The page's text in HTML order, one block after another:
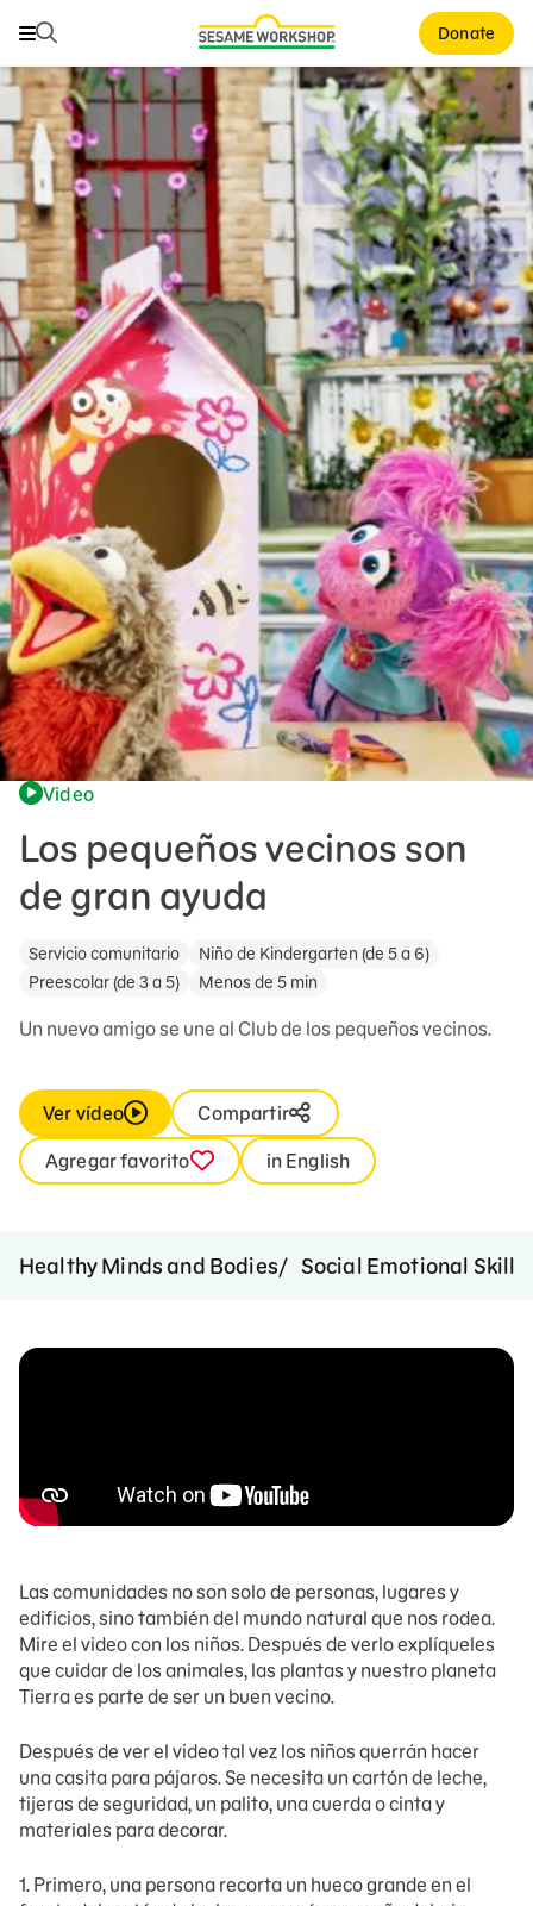
Buscar Donate
Buscar
Family Resources
ABCs and 123s
Healthy Minds and Bodies
Tough Topics
Courses and Webinars
Games and Storybooks
Our Work
About Us
Support Us
Video
Los pequeños vecinos son
de gran ayuda
Servicio comunitario
Niño de Kindergarten (de 5 a 6)
Preescolar (de 3 a 5)
Menos de 5 min
Un nuevo amigo se une al Club de los pequeños vecinos.
Ver vídeo
Compartir
Agregar favorito
in English
Healthy Minds and Bodies Social Emotional Skills
Las comunidades no son solo de personas, lugares y
edificios, sino también del mundo natural que nos rodea.
Mire el video con los niños. Después de verlo explíqueles
que cuidar de los animales, las plantas y nuestro planeta
Tierra es parte de ser un buen vecino.
Después de ver el video tal vez los niños querrán hacer
una casita para pájaros. Se necesita un cartón de leche,
tijeras de seguridad, un palito, una cuerda o cinta y
materiales para decorar.
1. Primero, una persona recorta un hueco grande en el